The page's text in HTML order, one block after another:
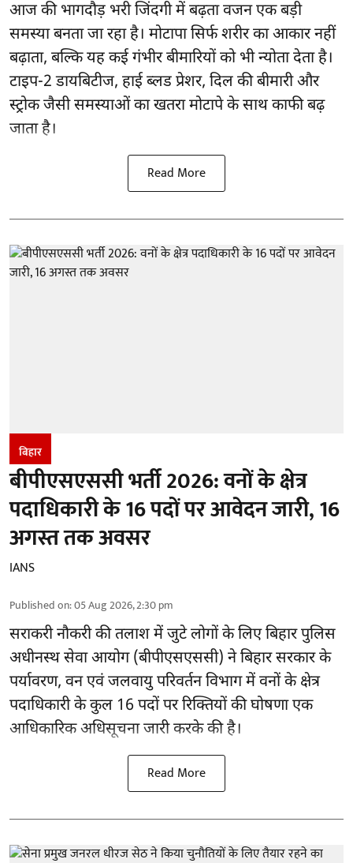
आज की भागदौड़ भरी जिंदगी में बढ़ता वजन एक बड़ी
समस्या बनता जा रहा है। मोटापा सिर्फ शरीर का आकार नहीं
बढ़ाता, बल्कि यह कई गंभीर बीमारियों को भी न्योता देता है।
टाइप-2 डायबिटीज, हाई ब्लड प्रेशर, दिल की बीमारी और
स्ट्रोक जैसी समस्याओं का खतरा मोटापे के साथ काफी बढ़
जाता है।
Read More
बिहार
बीपीएसएससी भर्ती 2026: वनों के क्षेत्र
पदाधिकारी के 16 पदों पर आवेदन जारी, 16
अगस्त तक अवसर
IANS
Published on:05 Aug 2026, 2:30 pm
सराकरी नौकरी की तलाश में जुटे लोगों के लिए बिहार पुलिस
अधीनस्थ सेवा आयोग (बीपीएसएससी) ने बिहार सरकार के
पर्यावरण, वन एवं जलवायु परिवर्तन विभाग में वनों के क्षेत्र
पदाधिकारी के कुल 16 पदों पर रिक्तियों की घोषणाएक
आधिकारिक अधिसूचना जारी करके की है।
Read More